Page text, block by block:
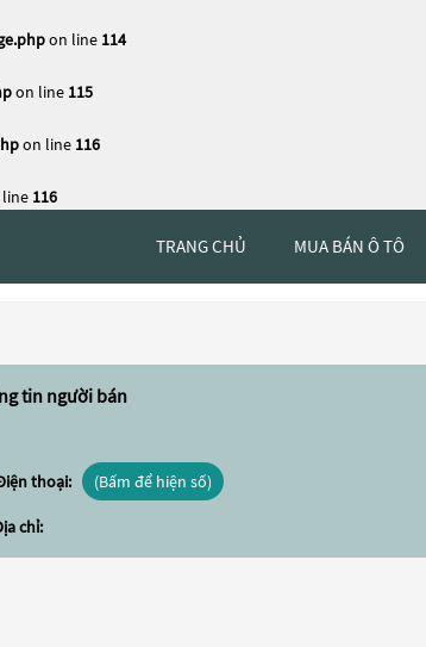
on line 114
on line 115
on line 116
116
TRANG CHỦ MUA BÁN Ô TÔ
tin người bán
thoại: (Bấm để hiện số)
chỉ: